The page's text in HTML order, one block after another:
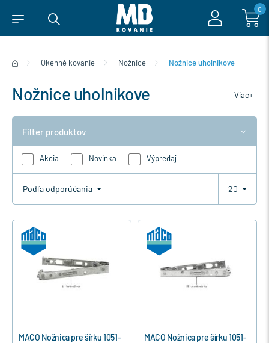
0
Okenné kovanie Nožnice Nožnice uholnikove
Nožnice uholnikove Viac+
Filter produktov
Akcia Novinka Výpredaj
Podľa odporúčania 20
MACO Nožnica pre šírku 1051-
MACO Nožnica pre šírku 1051-